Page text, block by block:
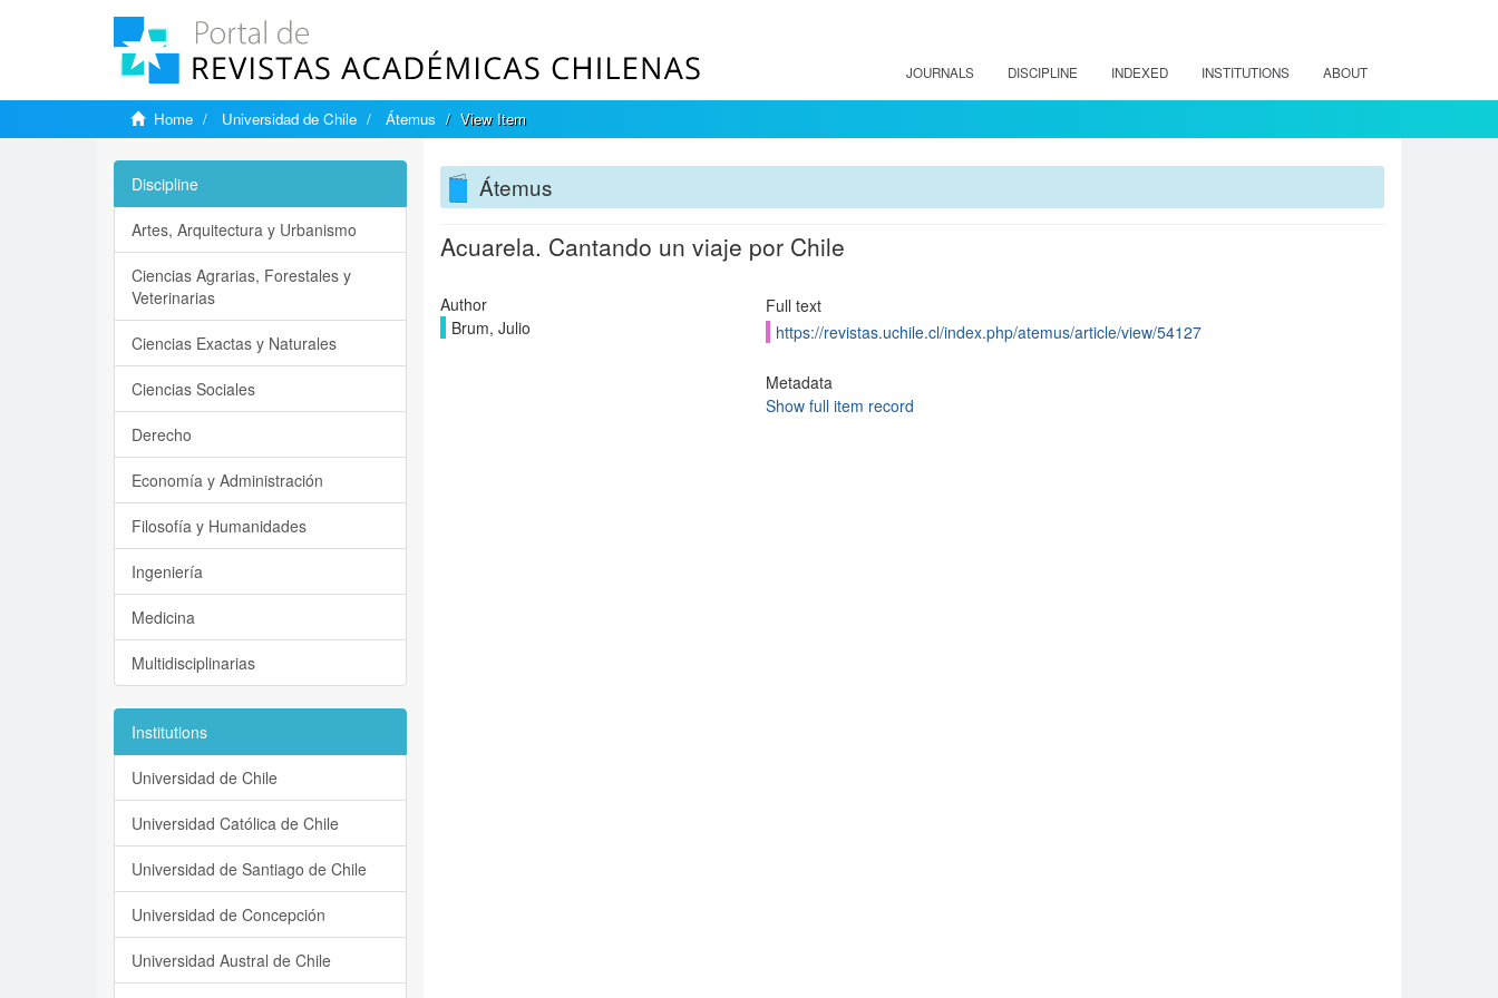
JOURNALS DISCIPLINE INDEXED INSTITUTIONS ABOUT
Home Universidad de Chile Átemus View Item
Átemus
Acuarela. Cantando un viaje por Chile
Author
Brum, Julio
Full text
https://revistas.uchile.cl/index.php/atemus/article/view/54127
Metadata
Show full item record
Discipline
Artes, Arquitectura y Urbanismo
Ciencias Agrarias, Forestales y
Veterinarias
Ciencias Exactas y Naturales
Ciencias Sociales
Derecho
Economía y Administración
Filosofía y Humanidades
Ingeniería
Medicina
Multidisciplinarias
Institutions
Universidad de Chile
Universidad Católica de Chile
Universidad de Santiago de Chile
Universidad de Concepción
Universidad Austral de Chile